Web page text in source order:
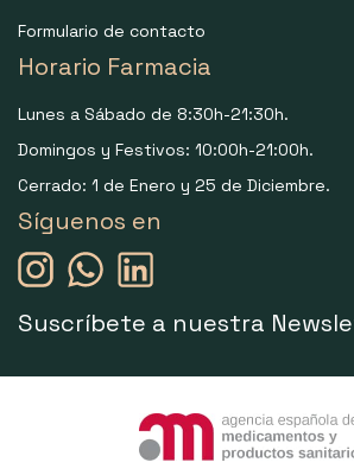
Formulario de contacto
Horario Farmacia
Lunes a Sábado de 8:30h-21:30h.
Domingos y Festivos: 10:00h-21:00h.
Cerrado: 1 de Enero y 25 de Diciembre.
Síguenos en
Suscríbete a nuestra